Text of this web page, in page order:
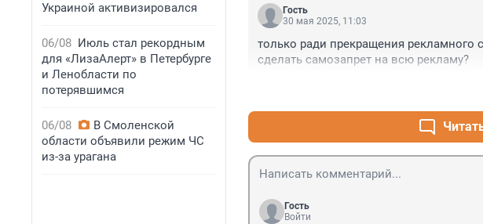
Украиной активизировался
06/08 Июль стал рекордным
для «ЛизаАлерт» в Петербурге
и Ленобласти по
потерявшимся
06/08
В Смоленской
области объявили режим ЧС
из-за урагана
Гость
30 мая 2025, 11:03
только ради прекращения
сделать самозапрет на всю рекламу?
Гость
Войти